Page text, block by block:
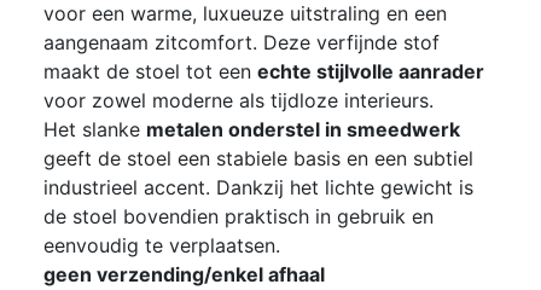
voor een warme, luxueuze uitstraling en een
aangenaam zitcomfort. Deze verfijnde stof
maakt de stoel tot een echte stijlvolle aanrader
voor zowel moderne als tijdloze interieurs.
Het slanke metalen onderstel in smeedwerk
geeft de stoel een stabiele basis en een subtiel
industrieel accent. Dankzij het lichte gewicht is
de stoel bovendien praktisch in gebruik en
eenvoudig te verplaatsen.
geen verzending/enkel afhaal